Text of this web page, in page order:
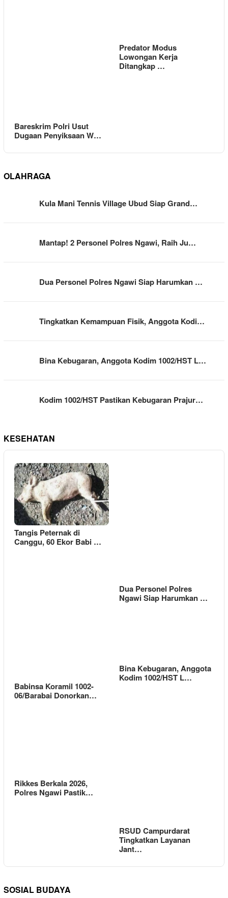
Bareskrim Polri Usut
Dugaan Penyiksaan W…
Predator Modus
Lowongan Kerja
Ditangkap …
OLAHRAGA
Kula Mani Tennis Village Ubud Siap Grand…
Mantap! 2 Personel Polres Ngawi, Raih Ju…
Dua Personel Polres Ngawi Siap Harumkan …
Tingkatkan Kemampuan Fisik, Anggota Kodi…
Bina Kebugaran, Anggota Kodim 1002/HST L…
Kodim 1002/HST Pastikan Kebugaran Prajur…
KESEHATAN
Tangis Peternak di
Canggu, 60 Ekor Babi …
Dua Personel Polres
Ngawi Siap Harumkan …
Babinsa Koramil 1002-
06/Barabai Donorkan…
Bina Kebugaran, Anggota
Kodim 1002/HST L…
Rikkes Berkala 2026,
Polres Ngawi Pastik…
RSUD Campurdarat
Tingkatkan Layanan
Jant…
SOSIAL BUDAYA